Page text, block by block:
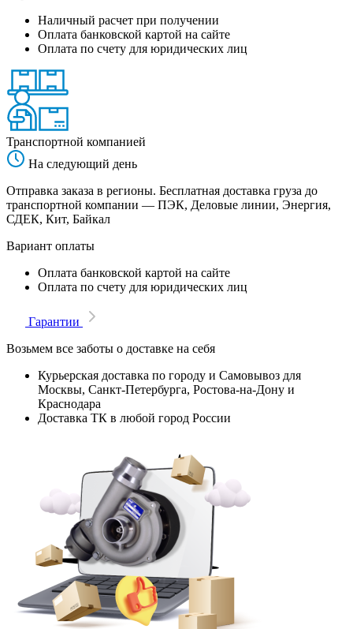
Наличный расчет при получении
Оплата банковской картой на сайте
Оплата по счету для юридических лиц
Транспортной компанией
На следующий день
Отправка заказа в регионы. Бесплатная доставка груза до
транспортной компании — ПЭК, Деловые линии, Энергия,
СДЕК, Кит, Байкал
Вариант оплаты
Оплата банковской картой на сайте
Оплата по счету для юридических лиц
Гарантии
Возьмем все заботы о доставке на себя
Курьерская доставка по городу и Самовывоз для
Москвы, Санкт-Петербурга, Ростова-на-Дону и
Краснодара
Доставка ТК в любой город России